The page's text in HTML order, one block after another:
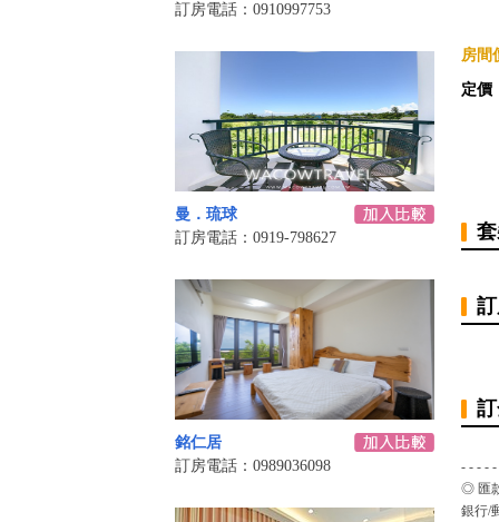
訂房電話：0910997753
曼．琉球
訂房電話：0919-798627
銘仁居
訂房電話：0989036098
房間
定價
- - - -
◎ 匯
銀行/